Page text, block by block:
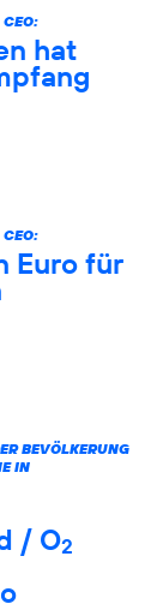
hat
Euro für
BEVÖLKERUNG
IN
/ O2